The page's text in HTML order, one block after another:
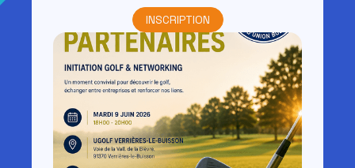
INSCRIPTION